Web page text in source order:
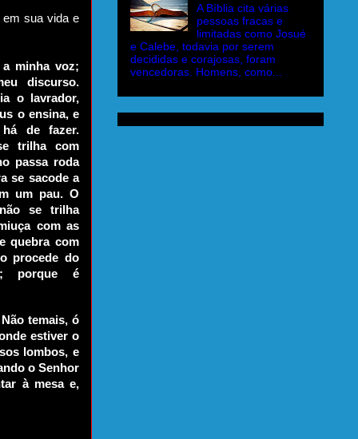
em sua vida e
minha voz;
discurso.
o lavrador,
o ensina, e
de fazer.
trilha com
passa roda
se sacode a
um pau. O
se trilha
com as
quebra com
procede do
porque é
temais, ó
estiver o
lombos, e
o Senhor
à mesa e,
A Bíblia cita várias
pessoas fracas e
limitadas como Josué
e Calebe, todavia por serem
decididas e corajosas, foram
vencedoras. Homens, como...